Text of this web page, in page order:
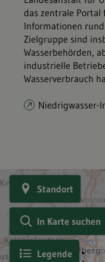
das zentrale Portal
Informationen
Zielgruppe sind
Wasserbehörden,
industrielle
Wasserverbrauch
Niedrigwasser-